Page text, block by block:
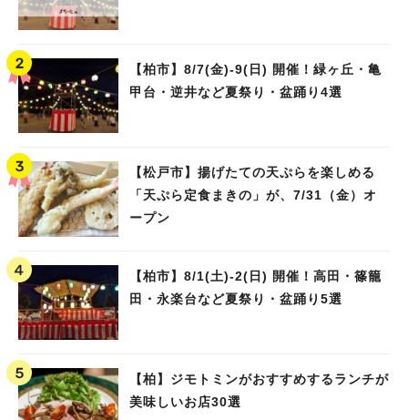
【柏市】8/7(金)‐9(日) 開催！緑ヶ丘・亀
甲台・逆井など夏祭り・盆踊り4選
【松戸市】揚げたての天ぷらを楽しめる
「天ぷら定食まきの」が、7/31（金）オ
ープン
【柏市】8/1(土)‐2(日) 開催！高田・篠籠
田・永楽台など夏祭り・盆踊り5選
【柏】ジモトミンがおすすめするランチが
美味しいお店30選